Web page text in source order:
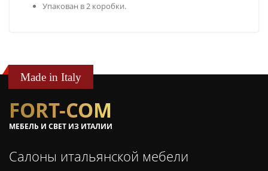
Упакован в 2 коробки.
Made in Italy
FORT-COM
МЕБЕЛЬ И СВЕТ ИЗ ИТАЛИИ
Салоны итальянской мебели